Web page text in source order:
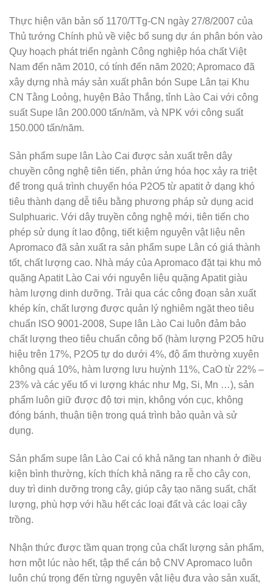
Thực hiện văn bản số 1170/TTg-CN ngày 27/8/2007 của
Thủ tướng Chính phủ về việc bổ sung dự án phân bón vào
Quy hoạch phát triển ngành Công nghiệp hóa chất Việt
Nam đến năm 2010, có tính đến năm 2020; Apromaco đã
xây dựng nhà máy sản xuất phân bón Supe Lân tại Khu
CN Tằng Loỏng, huyện Bảo Thắng, tỉnh Lào Cai với công
suất Supe lân 200.000 tấn/năm, và NPK với công suất
150.000 tấn/năm.
Sản phẩm supe lân Lào Cai được sản xuất trên dây
chuyền công nghệ tiên tiến, phản ứng hóa học xảy ra triệt
để trong quá trình chuyển hóa P2O5 từ apatit ở dạng khó
tiêu thành dạng dễ tiêu bằng phương pháp sử dụng acid
Sulphuaric. Với dây truyền công nghệ mới, tiên tiến cho
phép sử dụng ít lao động, tiết kiệm nguyên vật liệu nên
Apromaco đã sản xuất ra sản phẩm supe Lân có giá thành
tốt, chất lượng cao. Nhà máy của Apromaco đặt tại khu mỏ
quặng Apatit Lào Cai với nguyên liệu quặng Apatit giàu
hàm lượng dinh dưỡng. Trải qua các công đoạn sản xuất
khép kín, chất lượng được quản lý nghiêm ngặt theo tiêu
chuẩn ISO 9001-2008, Supe lân Lào Cai luôn đảm bảo
chất lượng theo tiêu chuẩn công bố (hàm lượng P2O5 hữu
hiệu trên 17%, P2O5 tự do dưới 4%, độ ẩm thường xuyên
không quá 10%, hàm lượng lưu huỳnh 11%, CaO từ 22% –
23% và các yếu tố vi lượng khác như Mg, Si, Mn …), sản
phẩm luôn giữ được độ tơi mịn, không vón cục, không
đóng bánh, thuận tiện trong quá trình bảo quản và sử
dụng.
Sản phẩm supe lân Lào Cai có khả năng tan nhanh ở điều
kiện bình thường, kích thích khả năng ra rễ cho cây con,
duy trì dinh dưỡng trong cây, giúp cây tạo năng suất, chất
lượng, phù hợp với hầu hết các loại đất và các loại cây
trồng.
Nhận thức được tầm quan trọng của chất lượng sản phẩm,
hơn một lúc nào hết, tập thể cán bộ CNV Apromaco luôn
luôn chú trọng đến từng nguyên vật liệu đưa vào sản xuất,